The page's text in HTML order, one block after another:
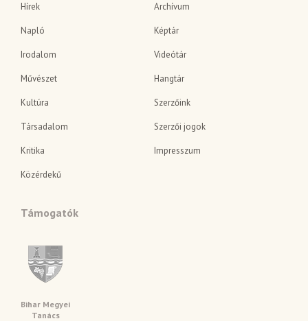
Hírek
Napló
Irodalom
Művészet
Kultúra
Társadalom
Kritika
Közérdekű
Archívum
Képtár
Videótár
Hangtár
Szerzőink
Szerzői jogok
Impresszum
Támogatók
Bihar Megyei
Tanács